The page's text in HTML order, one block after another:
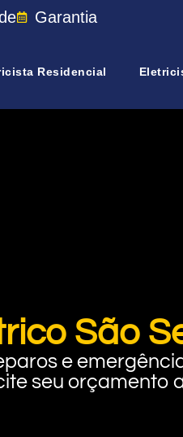
Garantia
Residencial
São
e
seu orçamento